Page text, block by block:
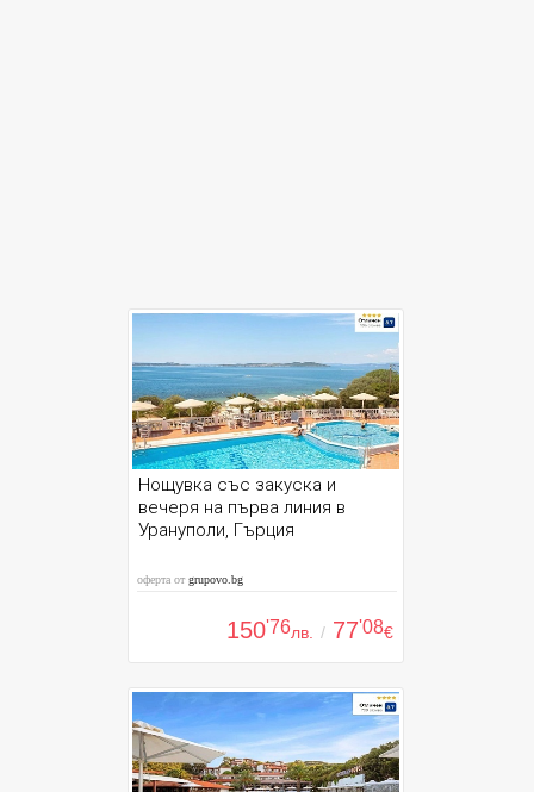
Нощувка със закуска и
вечеря на първа линия в
Урануполи, Гърция
оферта отgrupovo.bg
150'76лв. / 77'08€